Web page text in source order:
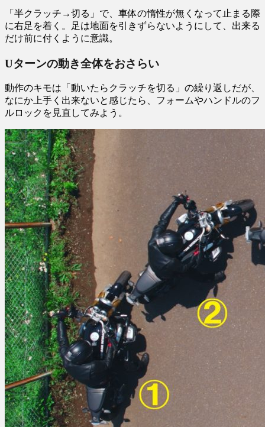
「半クラッチ→切る」で、車体の惰性が無くなって止まる際
に右足を着く。足は地面を引きずらないようにして、出来る
だけ前に付くように意識。
Uターンの動き全体をおさらい
動作のキモは「動いたらクラッチを切る」の繰り返しだが、
なにか上手く出来ないと感じたら、フォームやハンドルのフ
ルロックを見直してみよう。